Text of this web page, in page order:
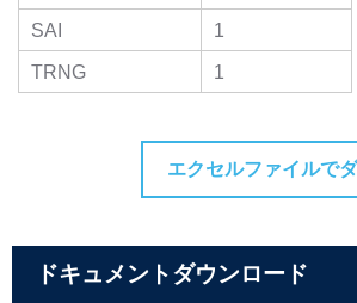
SAI
1
TRNG
1
ドキュメントダウンロード